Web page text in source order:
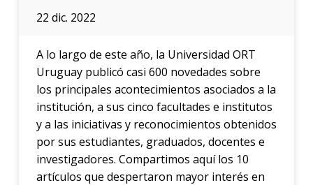
22 dic. 2022
A lo largo de este año, la Universidad ORT
Uruguay publicó casi 600 novedades sobre
los principales acontecimientos asociados a la
institución, a sus cinco facultades e institutos
y a las iniciativas y reconocimientos obtenidos
por sus estudiantes, graduados, docentes e
investigadores. Compartimos aquí los 10
artículos que despertaron mayor interés en